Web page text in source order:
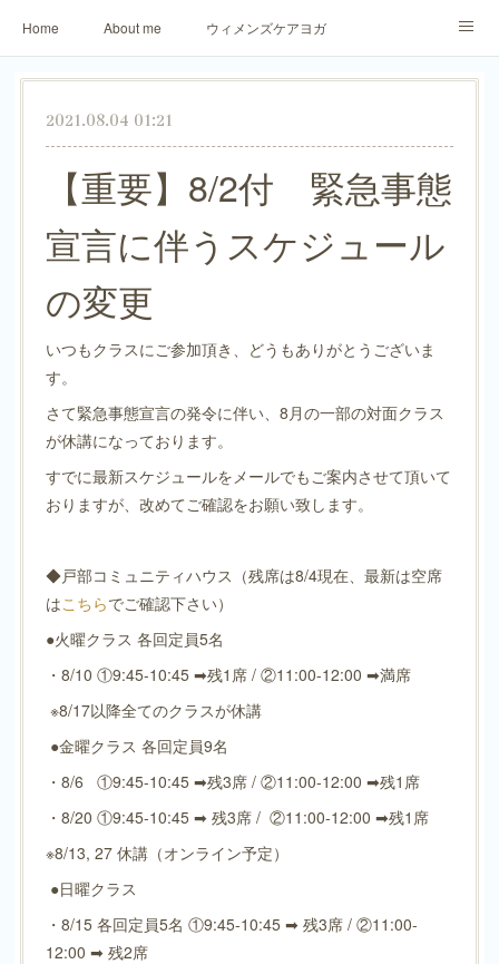
Home About me ウィメンズケアヨガ
アロマリラックスヨガ パーソナトレーニング
2021.08.04 01:21
【重要】8/2付 緊急事態
宣言に伴うスケジュール
の変更
いつもクラスにご参加頂き、どうもありがとうございま
す。 ⁡
さて緊急事態宣言の発令に伴い、8月の一部の対面クラス
が休講になっております。
すでに最新スケジュールをメールでもご案内させて頂いて
おりますが、改めてご確認をお願い致します。
◆戸部コミュニティハウス（残席は8/4現在、最新は空席
はこちらでご確認下さい）
●火曜クラス 各回定員5名
・8/10 ①9:45-10:45 ➡残1席 / ②11:00-12:00 ➡満席
※8/17以降全てのクラスが休講
●金曜クラス 各回定員9名
・8/6 ①9:45-10:45 ➡残3席 / ②11:00-12:00 ➡残1席
・8/20 ①9:45-10:45 ➡ 残3席 / ②11:00-12:00 ➡残1席
※8/13, 27 休講（オンライン予定）
●日曜クラス
・8/15 各回定員5名 ①9:45-10:45 ➡ 残3席 / ②11:00-
12:00 ➡ 残2席